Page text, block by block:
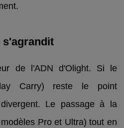
s'agrandit
de l'ADN d'Olight. Si le
Carry) reste le point
Le passage à la
Pro et Ultra) tout en